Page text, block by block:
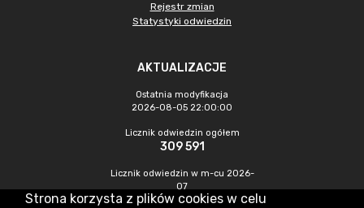
Rejestr zmian
Statystyki odwiedzin
AKTUALIZACJE
Ostatnia modyfikacja
2026-08-05 22:00:00
Licznik odwiedzin ogółem
309 591
Licznik odwiedzin w m-cu 2026-
07
289
Strona korzysta z plików cookies w celu